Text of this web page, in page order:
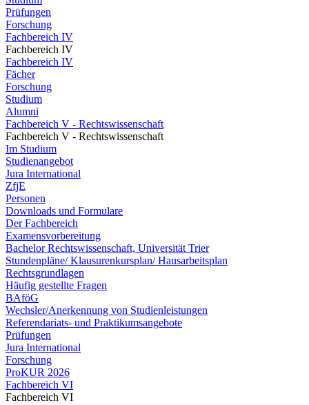
Prüfungen
Forschung
Fachbereich IV
Fachbereich IV
Fachbereich IV
Fächer
Forschung
Studium
Alumni
Fachbereich V - Rechtswissenschaft
Fachbereich V - Rechtswissenschaft
Im Studium
Studienangebot
Jura International
ZfjE
Personen
Downloads und Formulare
Der Fachbereich
Examensvorbereitung
Bachelor Rechtswissenschaft, Universität Trier
Stundenpläne/ Klausurenkursplan/ Hausarbeitsplan
Rechtsgrundlagen
Häufig gestellte Fragen
BAföG
Wechsler/Anerkennung von Studienleistungen
Referendariats- und Praktikumsangebote
Prüfungen
Jura International
Forschung
ProKUR 2026
Fachbereich VI
Fachbereich VI